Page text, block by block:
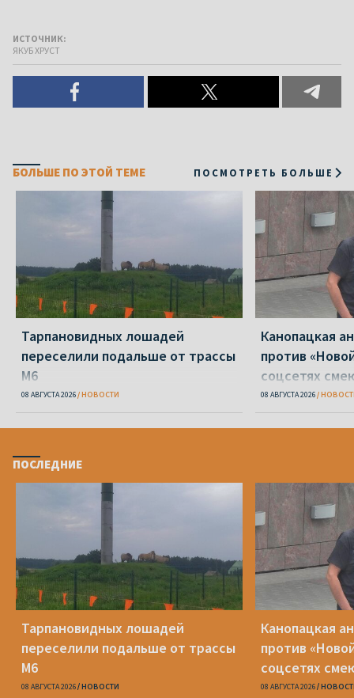
ИСТОЧНИК:
ЯКУБ ХРУСТ
БОЛЬШЕ ПО ЭТОЙ ТЕМЕ ПОСМОТРЕТЬ БОЛЬШЕ
Тарпановидных лошадей
переселили подальше от трассы
М6
08 АВГУСТА 2026 НОВОСТИ
Канопацкая
против
соцсетях
один
08 АВГУСТА 2026
ПОСЛЕДНИЕ
Тарпановидных лошадей
переселили подальше от трассы
М6
08 АВГУСТА 2026 НОВОСТИ
Канопацкая
против
соцсетях
один
08 АВГУСТА 2026